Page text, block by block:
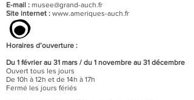
E-mail : musee@grand-auch.fr
Site internet : www.ameriques-auch.fr
Horaires d’ouverture :
Du 1 février au 31 mars / du 1 novembre au 31 décembre
Ouvert tous les jours
De 10h à 12h et de 14h à 17h
Fermé les jours fériés